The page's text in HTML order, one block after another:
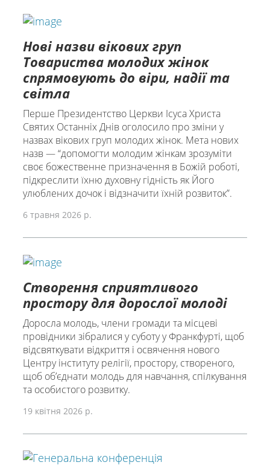
Нові назви вікових груп
Товариства молодих жінок
спрямовують до віри, надії та
світла
Перше Президентство Церкви Ісуса Христа
Святих Останніх Днів оголосило про зміни у
назвах вікових груп молодих жінок. Мета нових
назв ― “допомогти молодим жінкам зрозуміти
своє божественне призначення в Божій роботі,
підкреслити їхню духовну гідність як Його
улюблених дочок і відзначити їхній розвиток”.
6 травня 2026 р.
Створення сприятливого
простору для дорослої молоді
Доросла молодь, члени громади та місцеві
провідники зібралися у суботу у Франкфурті, щоб
відсвяткувати відкриття і освячення нового
Центру інституту релігії, простору, створеного,
щоб обʼєднати молодь для навчання, спілкування
та особистого розвитку.
19 квітня 2026 р.